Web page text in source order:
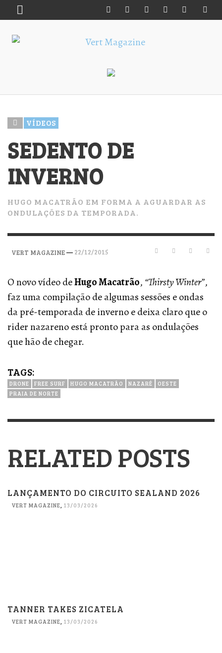
VÍDEOS
SEDENTO DE
INVERNO
HUGO MACATRÃO EM FORMA A AGUARDAR AS
ONDULAÇÕES DA TEMPORADA.
VERT MAGAZINE— 22/12/2015
O novo vídeo deHugo Macatrão, “Thirsty Winter”,
faz uma compilação de algumas sessões e ondas
da pré-temporada de inverno e deixa claro que o
rider nazareno está pronto para as ondulações
que hão de chegar.
TAGS:
DRONE FREE SURF HUGO MACATRÃO NAZARÉ
OESTE
PRAIA DE NORTE
RELATED POSTS
LANÇAMENTO DO CIRCUITO SEALAND 2026
VERT MAGAZINE 13/03/2026
TANNER TAKES ZICATELA
VERT MAGAZINE, 13/03/2026